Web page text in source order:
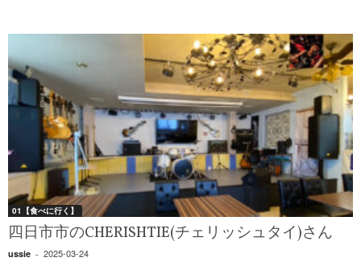
01【食べに行く】
四日市市のCHERISHTIE(チェリッシュタイ)さん
ussie - 2025-03-24